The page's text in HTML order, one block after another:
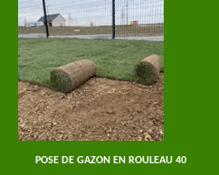
POSE DE GAZON EN ROULEAU 40